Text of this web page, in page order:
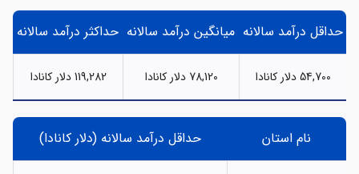
حداقل درآمد سالانه میانگین درآمد سالانه حداکثر درآمد سالانه
54,700 دلار کانادا 78,120 دلار کانادا 119,282 دلار کانادا
نام استان حداقل درآمد سالانه (دلار کانادا)